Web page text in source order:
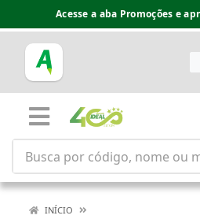
Acesse a aba Promoções e
INÍCIO